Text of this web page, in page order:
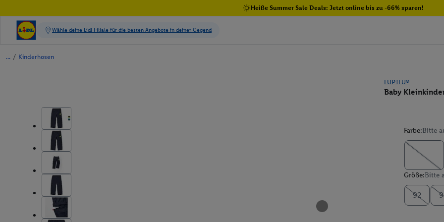
Heiße Summer Sale Deals: Jetzt online bis zu -66% sparen!
/ Kinderhosen
LUPILU®
Baby
Farbe:Bitte
Größe:Bitte
92